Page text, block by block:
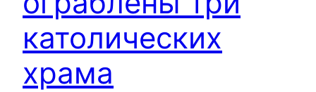
католических
храма